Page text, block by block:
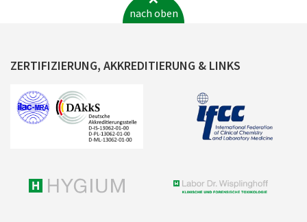
nach oben
ZERTIFIZIERUNG, AKKREDITIERUNG & LINKS